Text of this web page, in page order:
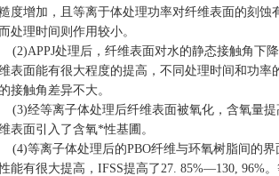
度增加，且等离于体处理功率对纤维表面的刻蚀
而处理时间则作用较小。
(2)APPJ处理后，纤维表面对水的静态接触角下
表面能有很大程度的提高，不同处理时间和功率
的接触角差异不大。
(3)经等离子体处理后纤维表面被氧化，含氧量提
表面引入了含氧*性基圃。
(4)等离子体处理后的PBO纤维与环氧树脂间的界
能有很大提高，IFSS提高了27. 85%—130, 96%